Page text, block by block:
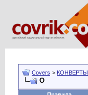
Covers > КОНВЕРТЫ
О